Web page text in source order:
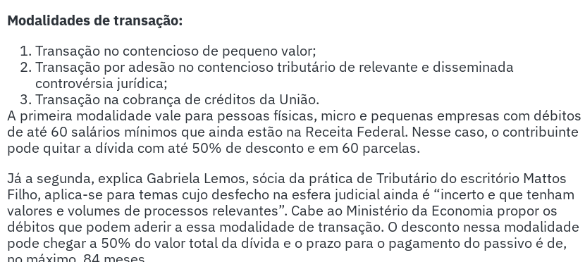
Modalidades de transação:
Transação no contencioso de pequeno valor;
Transação por adesão no contencioso tributário de relevante e disseminada
controvérsia jurídica;
Transação na cobrança de créditos da União.
A primeira modalidade vale para pessoas físicas, micro e pequenas empresas com débitos
de até 60 salários mínimos que ainda estão na Receita Federal. Nesse caso, o contribuinte
pode quitar a dívida com até 50% de desconto e em 60 parcelas.
Já a segunda, explica Gabriela Lemos, sócia da prática de Tributário do escritório Mattos
Filho, aplica-se para temas cujo desfecho na esfera judicial ainda é “incerto e que tenham
valores e volumes de processos relevantes”. Cabe ao Ministério da Economia propor os
débitos que podem aderir a essa modalidade de transação. O desconto nessa modalidade
pode chegar a 50% do valor total da dívida e o prazo para o pagamento do passivo é de,